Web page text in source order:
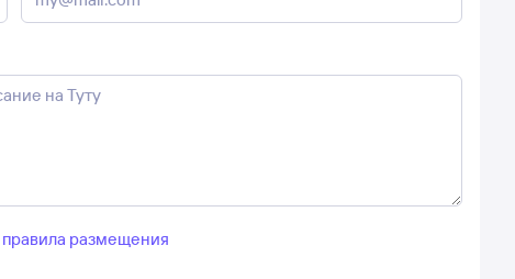
правила размещения